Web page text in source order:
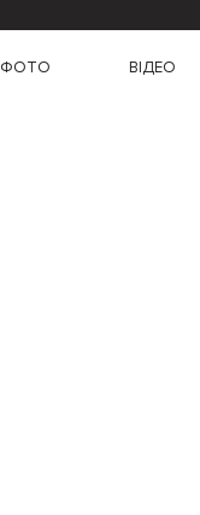
ФОТО ВІДЕО